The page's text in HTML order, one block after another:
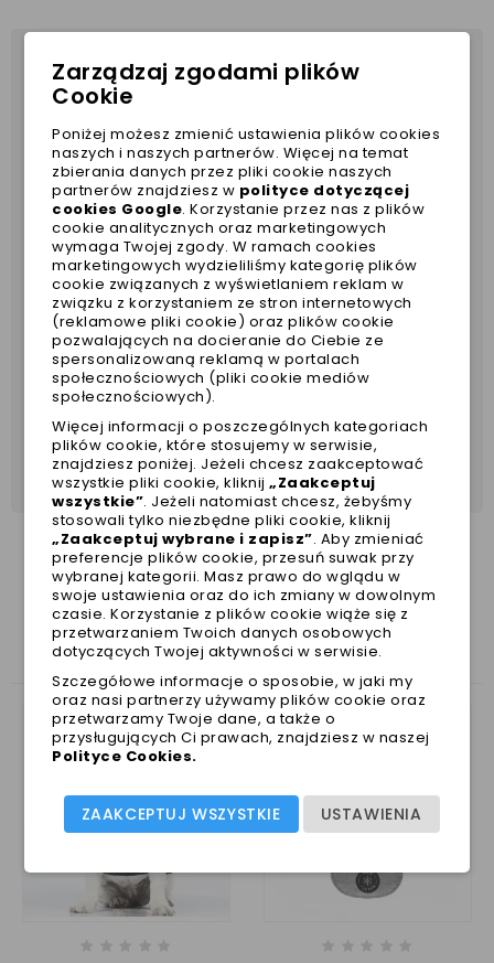
Kurtkazwodoodpornejtkaniny w sam raz na
pochmurne, deszczowe, wietrzne dni.
dedykowane dla piesków z szeroką klatką
piersiową (buldog, mops, większy shih tzu)
oryginalny, wyróżniający się, modny kolor żółty,
produkt światowej marki Milk&Pepper,
piękne i estetyczne wykonanie,
materiał łatwy w czyszczeniu,
gumeczki dla lepszego dopasowania kurteczki
na kapturze oraz przy ogonku,
posiada metalowy logotyp marki.
Rozmiarówka:
38L.obwód klatki 50-60cm obwód szyi 35-40cm
45Lobwód klatki 55-66cm obwód szyi 41-47cm
ZOBACZ TAKŻE
Zarządzaj zgodami plików
Cookie
Poniżej możesz zmienić ustawienia plików cookies
naszych i naszych partnerów. Więcej na temat
zbierania danych przez pliki cookie naszych
partnerów znajdziesz w polityce dotyczącej
cookies Google. Korzystanie przez nas z plików
cookie analitycznych oraz marketingowych
wymaga Twojej zgody. W ramach cookies
marketingowych wydzieliliśmy kategorię plików
cookie związanych z wyświetlaniem reklam w
związku z korzystaniem ze stron internetowych
(reklamowe pliki cookie) oraz plików cookie
pozwalających na docieranie do Ciebie ze
spersonalizowaną reklamą w portalach
społecznościowych (pliki cookie mediów
społecznościowych).
Więcej informacji o poszczególnych kategoriach
plików cookie, które stosujemy w serwisie,
znajdziesz poniżej. Jeżeli chcesz zaakceptować
wszystkie pliki cookie, kliknij„Zaakceptuj
wszystkie”. Jeżeli natomiast chcesz, żebyśmy
stosowali tylko niezbędne pliki cookie, kliknij
„Zaakceptuj wybrane i zapisz”. Aby zmieniać
preferencje plików cookie, przesuń suwak przy
wybranej kategorii. Masz prawo do wglądu w
swoje ustawienia oraz do ich zmiany w dowolnym
czasie. Korzystanie z plików cookie wiąże się z
przetwarzaniem Twoich danych osobowych
dotyczących Twojej aktywności w serwisie.
Szczegółowe informacje o sposobie, w jaki my
oraz nasi partnerzy używamy plików cookie oraz
przetwarzamy Twoje dane, a także o
przysługujących Ci prawach, znajdziesz w naszej
Polityce Cookies.
USTAWIENIA
ZAAKCEPTUJ WSZYSTKIE